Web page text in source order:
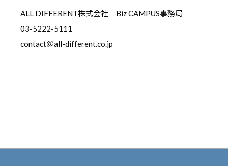
ALL DIFFERENT株式会社 Biz CAMPUS事務局
03-5222-5111
contact＠all-different.co.jp